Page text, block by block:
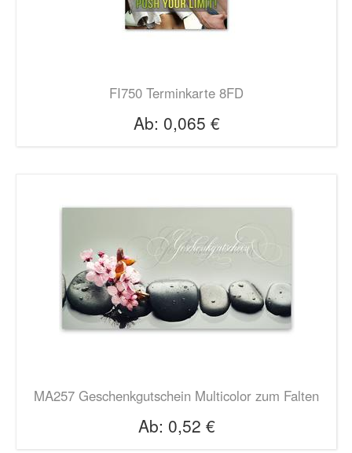
FI750 Terminkarte 8FD
Ab: 0,065 €
MA257 Geschenkgutschein Multicolor zum Falten
Ab: 0,52 €